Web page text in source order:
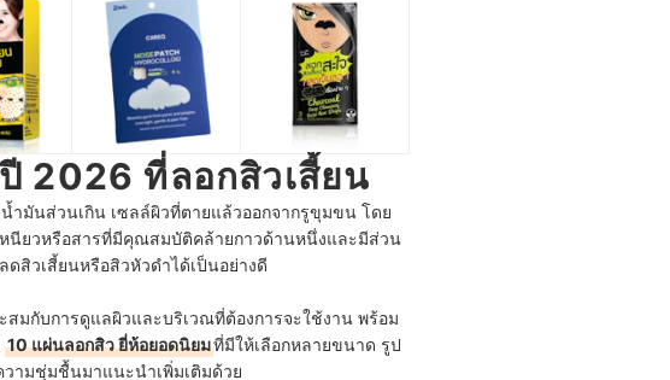
2026 ที่ลอกสิวเสี้ยน
มันส่วนเกิน เซลล์ผิวที่ตายแล้วออกจากรูขุมขน โดย
นียวหรือสารที่มีคุณสมบัติคล้ายกาวด้านหนึ่งและมีส่วน
สิวเสี้ยนหรือสิวหัวดำได้เป็นอย่างดี
สมกับการดูแลผิวและบริเวณที่ต้องการจะใช้งาน พร้อม
10 แผ่นลอกสิว ยี่ห้อยอดนิยมที่มีให้เลือกหลายขนาด รูป
ามชุ่มชื้นมาแนะนำเพิ่มเติมด้วย